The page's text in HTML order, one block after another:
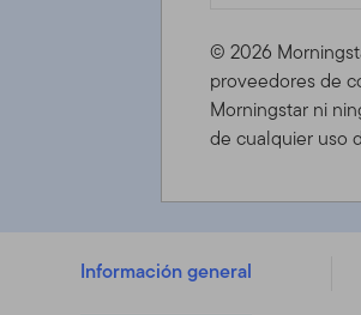
© 2026
proveedores de
Morningstar ni
de cualquier uso
Franklin Income Fund - A (Mdis)
Información general